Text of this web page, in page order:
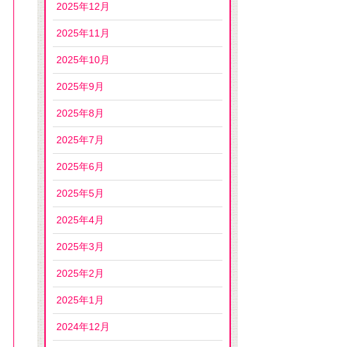
2025年12月
2025年11月
2025年10月
2025年9月
2025年8月
2025年7月
2025年6月
2025年5月
2025年4月
2025年3月
2025年2月
2025年1月
2024年12月